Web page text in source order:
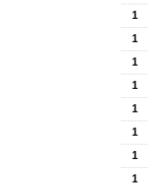
1
1
1
1
1
1
1
1